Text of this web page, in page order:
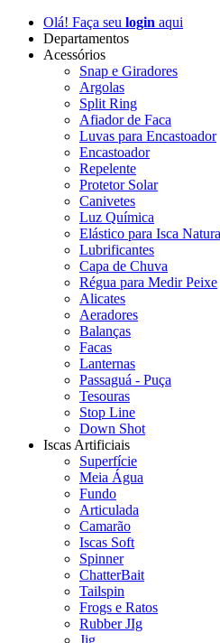
Olá! Faça seu login aqui
Departamentos
Acessórios
Snap e Giradores
Argolas
Split Ring
Afiador de Faca
Luvas para Encastoador
Encastoador
Repelente
Protetor Solar
Canivetes
Luz Química
Elástico para Isca
Lubrificantes
Capa de Chuva
Régua para Medir Peixe
Alicates
Aeradores
Balanças
Facas
Lanternas
Passaguá - Puça
Tesouras
Stop Line
Down Shot
Iscas Artificiais
Superfície
Meia Água
Fundo
Articulada
Camarão
Iscas Soft
Spinner
ChatterBait
Tailspin
Frogs e Ratos
Rubber JIg
Jig